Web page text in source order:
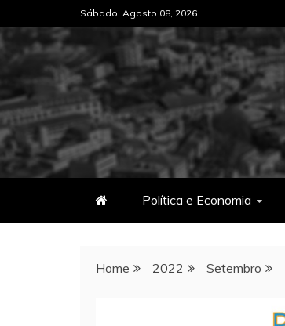
to
content
Sábado, Agosto 08, 2026
Política e Economia
Home 2022 Setembro